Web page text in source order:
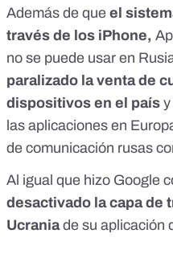
Además de que el
través de los iPhone,
no se puede usar en
paralizado la venta de
dispositivos en el país y
las aplicaciones en
de comunicación rusas
Al igual que hizo Google
desactivado la capa de
Ucraniade su aplicación